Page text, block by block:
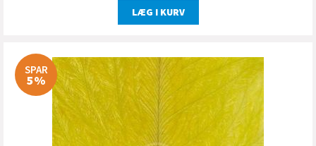
LÆG I KURV
SPAR
5%